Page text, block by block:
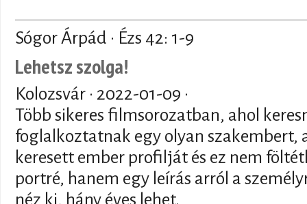
Sógor Árpád · Ézs 42: 1-9
Lehetsz szolga!
Kolozsvár · 2022-01-09 ·
Több sikeres filmsorozatban, ahol
foglalkoztatnak egy olyan szakembert,
keresett ember profilját és ez nem
portré, hanem egy leírás arról a
néz ki, hány éves lehet.